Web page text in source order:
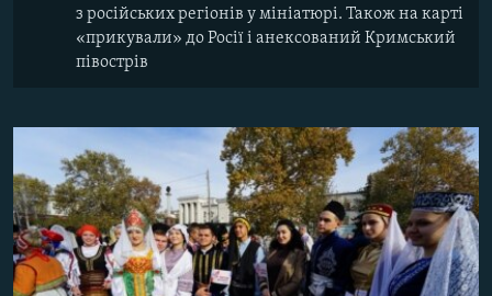
з російських регіонів у мініатюрі. Також на карті
«прикували» до Росії і анексований Кримський
півострів